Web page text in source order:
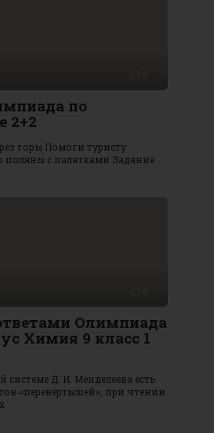
по
2+2
горы Помоги туристу
поляны с палатками Задание
Олимпиада
Химия 9 класс 1
системе Д. И. Менделеева есть
при чтении